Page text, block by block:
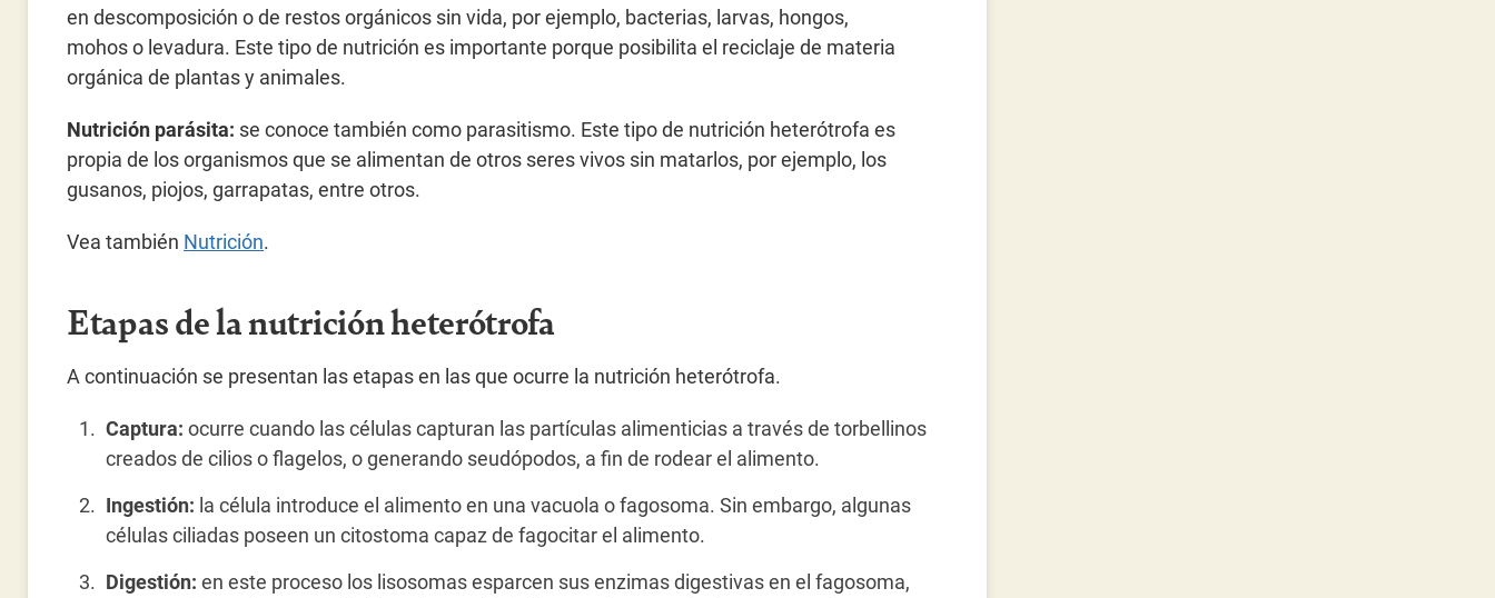
en descomposición o de restos orgánicos sin vida, por ejemplo, bacterias, larvas, hongos,
mohos o levadura. Este tipo de nutrición es importante porque posibilita el reciclaje de materia
orgánica de plantas y animales.
Nutrición parásita: se conoce también como parasitismo. Este tipo de nutrición heterótrofa es
propia de los organismos que se alimentan de otros seres vivos sin matarlos, por ejemplo, los
gusanos, piojos, garrapatas, entre otros.
Vea también Nutrición.
Etapas de la nutrición heterótrofa
A continuación se presentan las etapas en las que ocurre la nutrición heterótrofa.
Captura: ocurre cuando las células capturan las partículas alimenticias a través de torbellinos
creados de cilios o flagelos, o generando seudópodos, a fin de rodear el alimento.
Ingestión: la célula introduce el alimento en una vacuola o fagosoma. Sin embargo, algunas
células ciliadas poseen un citostoma capaz de fagocitar el alimento.
Digestión: en este proceso los lisosomas esparcen sus enzimas digestivas en el fagosoma,